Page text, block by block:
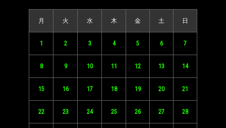
月 火 水 木 金 土 日
1 2 3 4 5 6 7
8 9 10 11 12 13 14
15 16 17 18 19 20 21
22 23 24 25 26 27 28